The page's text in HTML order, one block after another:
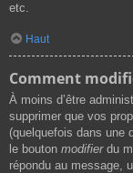
etc.
Haut
Comment
À moins d’être
supprimer que vos
(quelquefois dans une
le bouton modifierdu
répondu au message,